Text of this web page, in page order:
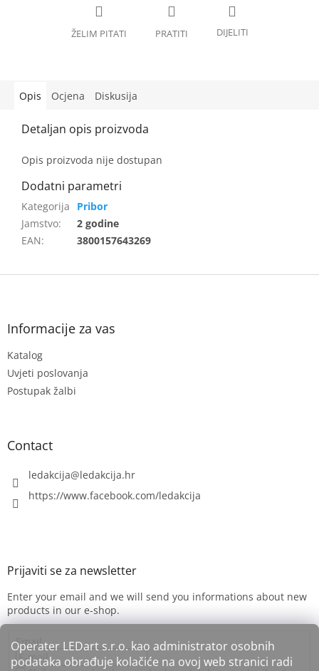
Operater LEDart s.r.o. kao administrator osobnih
podataka obrađuje kolačiće na ovoj web stranici radi
Opis Ocjena Diskusija
Opis proizvoda nije dostupan
Pribor
Jamstvo:
2 godine
EAN: 3800157643269
F
Informacije za vas
Katalog
Uvjeti poslovanja
Postupak žalbi
Contact
ledakcija@ledakcija.hr
https://www.facebook.com/ledakcija
Enter your email and we will send you informations about new
products in our e-shop.
Email